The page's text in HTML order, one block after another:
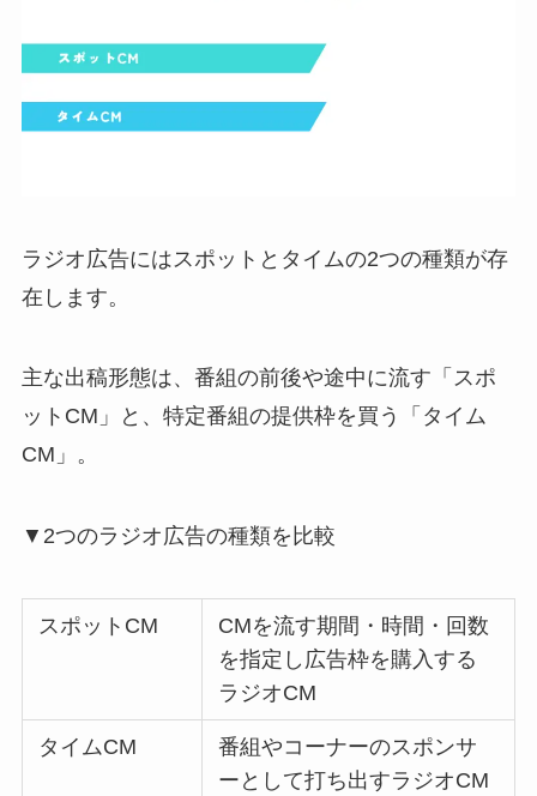
ラジオ広告にはスポットとタイムの2つの種類が存
在します。
主な出稿形態は、番組の前後や途中に流す「スポ
ットCM」と、特定番組の提供枠を買う「タイム
CM」。
▼2つのラジオ広告の種類を比較
スポットCM
CMを流す期間・時間・回数
を指定し広告枠を購入する
ラジオCM
タイムCM
番組やコーナーのスポンサ
ーとして打ち出すラジオCM